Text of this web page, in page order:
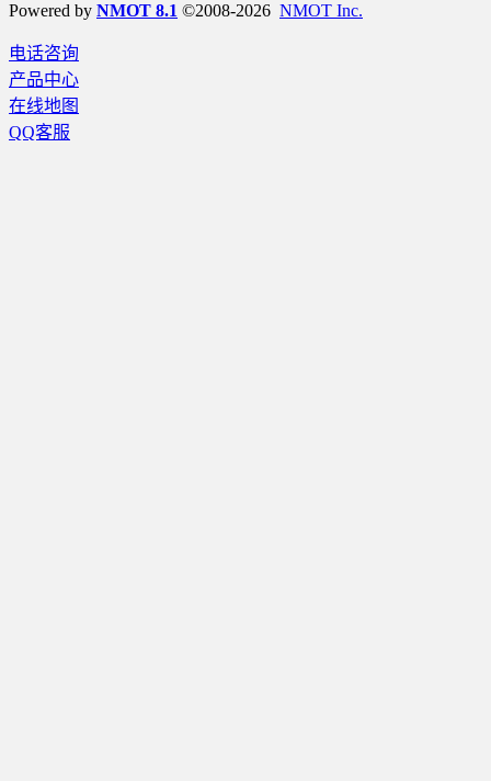
Powered by NMOT 8.1 ©2008-2026 NMOT Inc.
电话咨询
产品中心
在线地图
QQ客服